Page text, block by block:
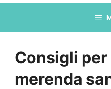
Consigli per
merenda